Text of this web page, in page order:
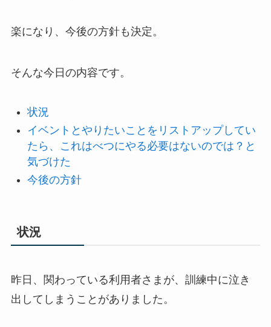
楽になり、今後の方針も決定。
そんな今日の内容です。
状況
イベントとやりたいことをリストアップしてい
たら、これはべつにやる必要はないのでは？と
気づけた
今後の方針
状況
昨日、関わっている利用者さまが、訓練中に泣き
出してしまうことがありました。